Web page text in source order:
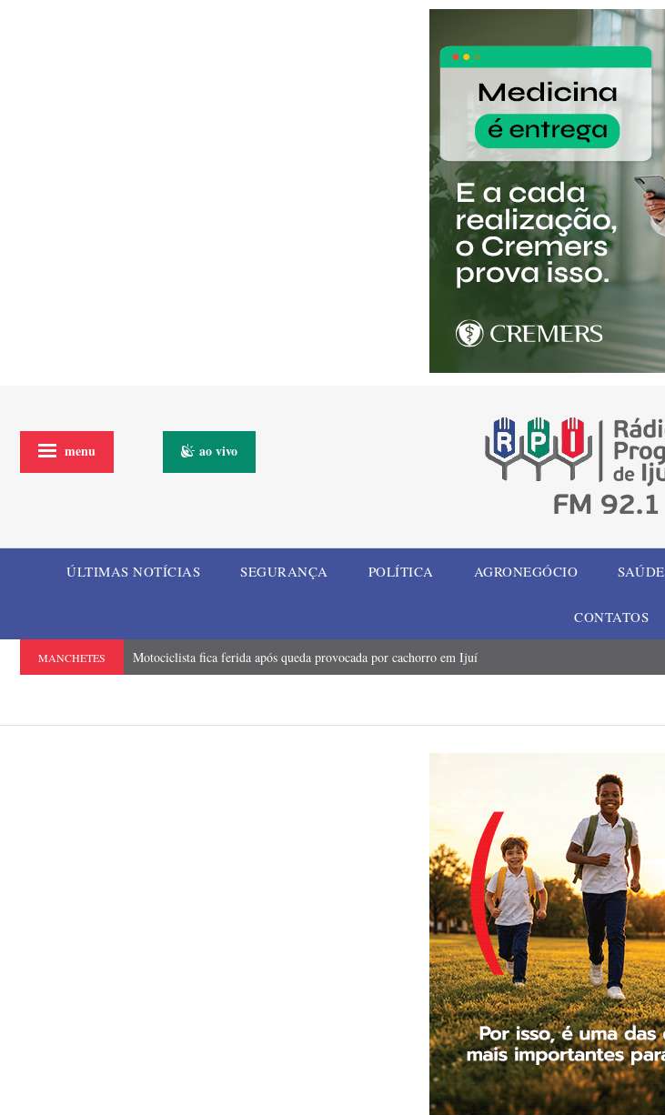
menu ao vivo
ÚLTIMAS NOTÍCIAS SEGURANÇA POLÍTICA AGRONEGÓCIO SAÚDE
CONTATOS
MANCHETES Motociclista fica ferida após queda provocada por cachorro em Ijuí